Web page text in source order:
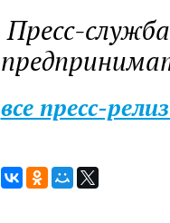
Пресс-
все пресс-